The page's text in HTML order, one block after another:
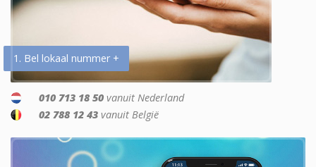
1. Bel lokaal nummer +
010 713 18 50 vanuit Nederland
02 788 12 43 vanuit België